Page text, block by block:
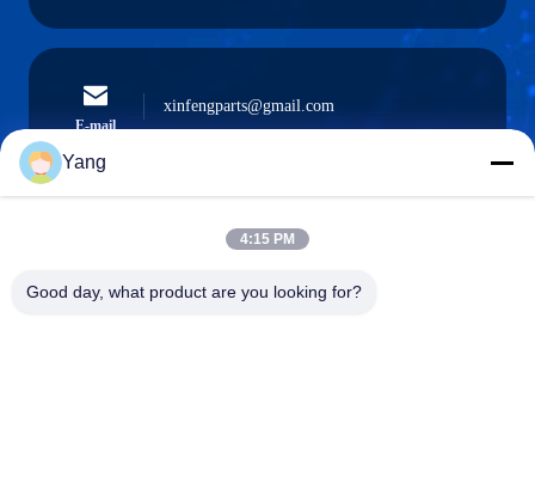
E-mail
xinfengparts@gmail.com
0086-189-9844-3486
Yang
4:15 PM
Good day, what product are you looking for?